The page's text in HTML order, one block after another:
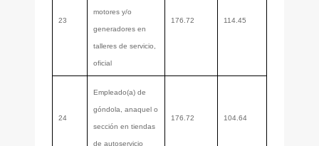
23
motores y/o
generadores en
talleres de servicio,
oficial
176.72 114.45
24
Empleado(a) de
góndola, anaquel o
sección en tiendas
de autoservicio
176.72 104.64